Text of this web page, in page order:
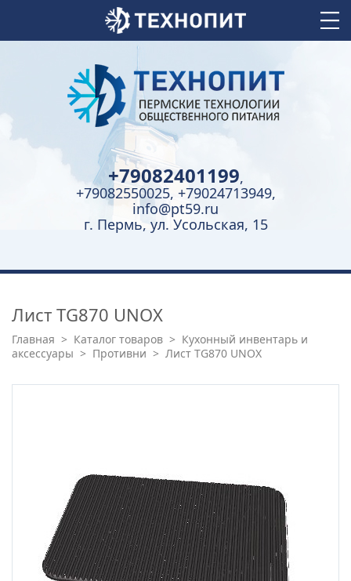
+79082401199,
+79082550025, +79024713949,
info@pt59.ru
г. Пермь, ул. Усольская, 15
Лист TG870 UNOX
Главная > Каталог товаров > Кухонный инвентарь и
аксессуары > Противни > Лист TG870 UNOX